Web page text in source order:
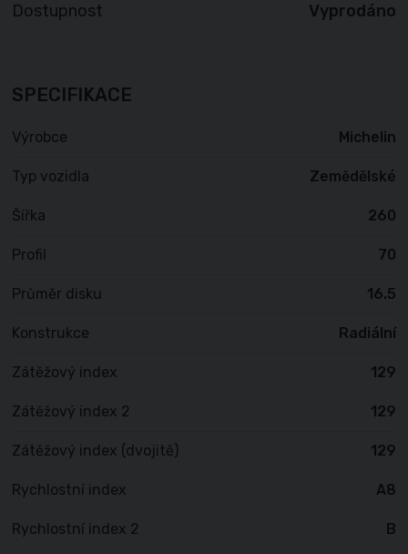
Dostupnost Vyprodáno
SPECIFIKACE
Výrobce Michelin
Typ vozidla Zemědělské
Šířka 260
Profil 70
Průměr disku 16.5
Konstrukce Radiální
Zátěžový index 129
Zátěžový index 2 129
Zátěžový index (dvojitě) 129
Rychlostní index A8
Rychlostní index 2 B